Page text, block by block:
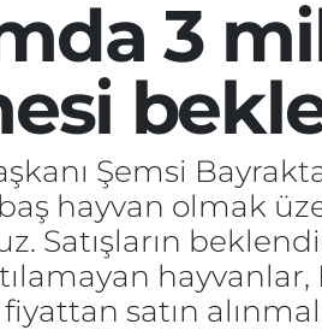
3
Şemsi
hayvan olmak
Satışların
satın
Fikstür